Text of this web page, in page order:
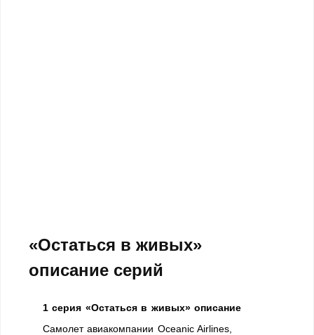
«Остаться в живых»
описание серий
1 серия «Остаться в живых» описание
Самолет авиакомпании Oceanic Airlines,